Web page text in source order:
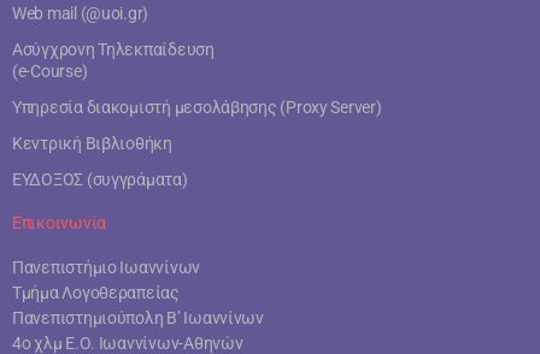
Web mail (@uoi.gr)
Ασύγχρονη Τηλεκπαίδευση
(e-Course)
Υπηρεσία διακομιστή μεσολάβησης (Proxy Server)
Κεντρική Βιβλιοθήκη
ΕΥΔΟΞΟΣ (συγγράματα)
Επικοινωνία
Πανεπιστήμιο Ιωαννίνων
Τμήμα Λογοθεραπείας
Πανεπιστημιούπολη Β’ Ιωαννίνων
4ο χλμ Ε.Ο. Ιωαννίνων-Αθηνών